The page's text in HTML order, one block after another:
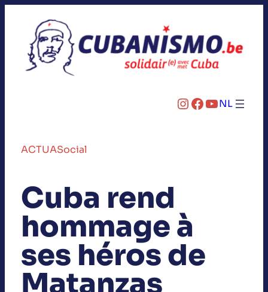
InstagramFacebook YouTube NL
ACTUASocial
Cuba rend
hommage à
ses héros de
Matanzas